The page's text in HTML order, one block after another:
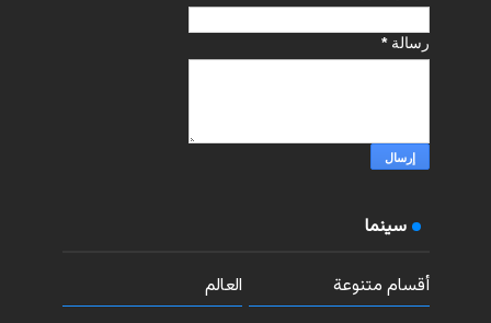
رسالة*
سينما
أقسام متنوعة العالم